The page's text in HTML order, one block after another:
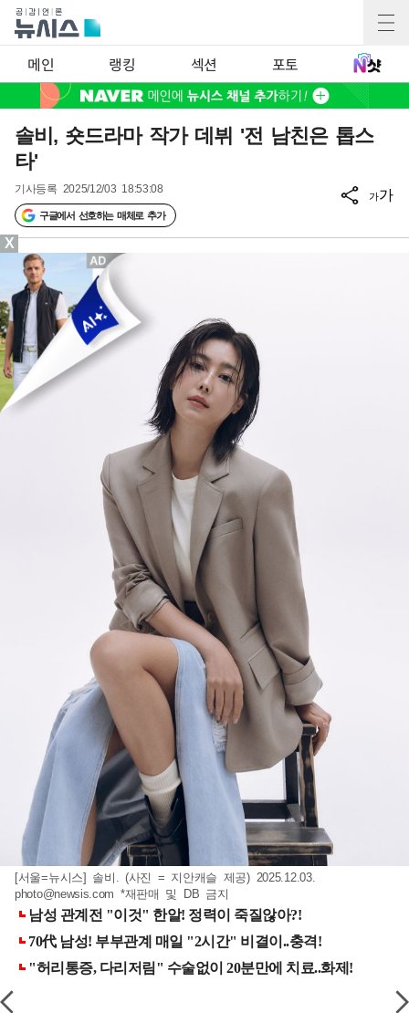
메인 랭킹 섹션 포토
솔비, 숏드라마 작가 데뷔 '전 남친은 톱스
타'
기사등록 2025/12/03 18:53:08
구글에서 선호하는 매체로 추가
가가
[서울=뉴시스] 솔비. (사진 = 지안캐슬 제공) 2025.12.03.
photo@newsis.com *재판매 및 DB 금지
X